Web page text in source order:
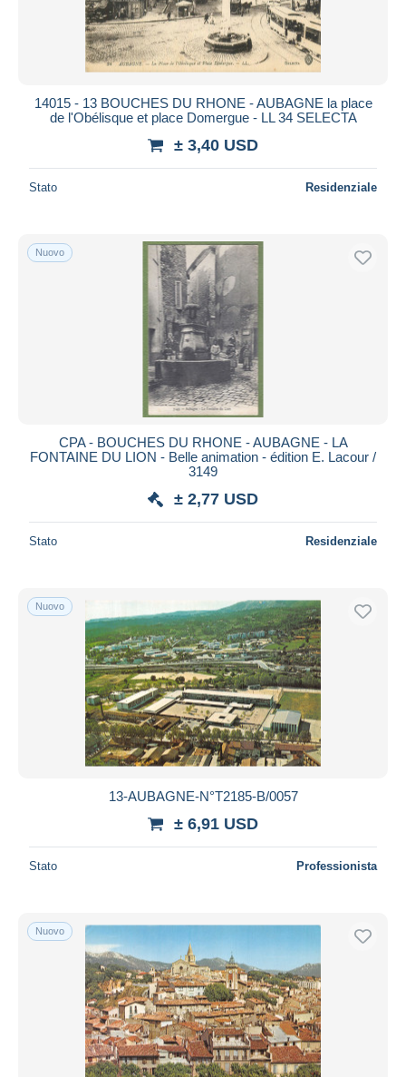
14015 - 13 BOUCHES DU RHONE - AUBAGNE la place
de l'Obélisque et place Domergue - LL 34 SELECTA
± 3,40 USD
Stato Residenziale
Nuovo
CPA - BOUCHES DU RHONE - AUBAGNE - LA
FONTAINE DU LION - Belle animation - édition E. Lacour /
3149
± 2,77 USD
Stato Residenziale
Nuovo
13-AUBAGNE-N°T2185-B/0057
± 6,91 USD
Stato Professionista
Nuovo